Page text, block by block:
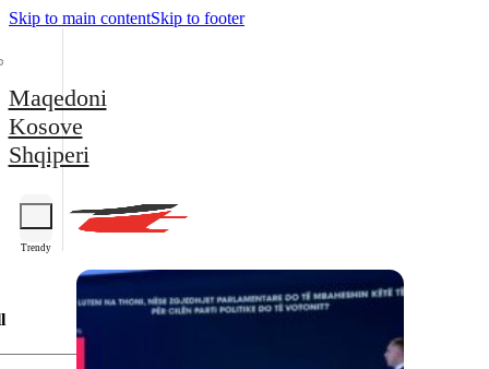
Skip to main contentSkip to footer
Maqedoni
Kosove
Shqiperi
Trendy